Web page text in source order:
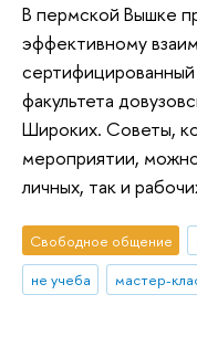
В пермской Вышке
эффективному
факультета
Широких. Советы,
мероприятии,
личных, так и
Свободное общение
не учеба
мастер-